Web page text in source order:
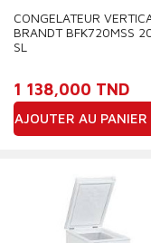
CONGELATEUR
BRANDT BFK720MSS
SL
1 138,000 TND
AJOUTER AU PANIER